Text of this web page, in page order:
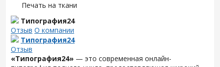
Печать на ткани
Типография24
Отзыв О компании
Типография24
Отзыв
«Типография24» — это современная онлайн-